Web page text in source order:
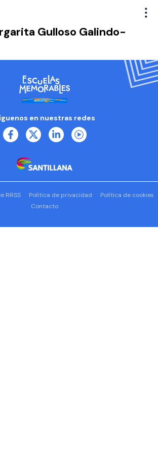
Gulloso Galindo-
en nuestras redes
RRSS Política de privacidad
Política de cookies
Contacto